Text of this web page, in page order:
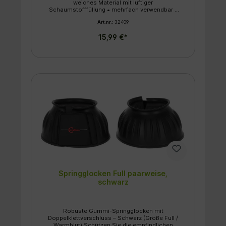
Technische Details Größe: Cob (Vollblut /
Mittleres Stockmaß) Material: Weichgummi /
Elastomer Verschluss: Starker
Lieferumfang: 1 Paar (2 Stück)
weiches Material mit luftiger
Schaumstofffüllung • mehrfach verwendbar •
Art.nr.: 32409
15,99 €*
Springglocken Full paarweise,
schwarz
Robuste Gummi-Springglocken mit
Doppelklettverschluss – Schwarz (Größe Full /